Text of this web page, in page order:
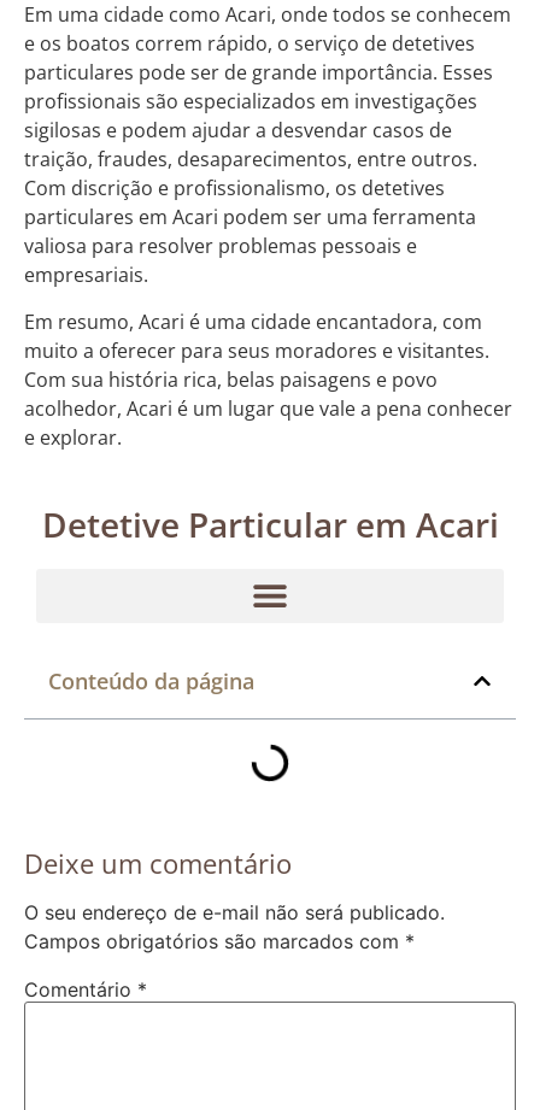
Em uma cidade como Acari, onde todos se conhecem
e os boatos correm rápido, o serviço de detetives
particulares pode ser de grande importância. Esses
profissionais são especializados em investigações
sigilosas e podem ajudar a desvendar casos de
traição, fraudes, desaparecimentos, entre outros.
Com discrição e profissionalismo, os detetives
particulares em Acari podem ser uma ferramenta
valiosa para resolver problemas pessoais e
empresariais.
Em resumo, Acari é uma cidade encantadora, com
muito a oferecer para seus moradores e visitantes.
Com sua história rica, belas paisagens e povo
acolhedor, Acari é um lugar que vale a pena conhecer
e explorar.
Detetive Particular em Acari
Conteúdo da página
Deixe um comentário
O seu endereço de e-mail não será publicado.
Campos obrigatórios são marcados com *
Comentário *